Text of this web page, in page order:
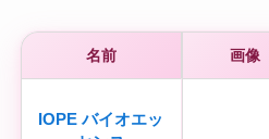
名前 画像
IOPE バイオエッ